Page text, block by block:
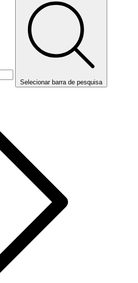
Selecionar barra de pesquisa